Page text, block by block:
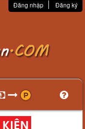
Đăng nhập Đăng ký